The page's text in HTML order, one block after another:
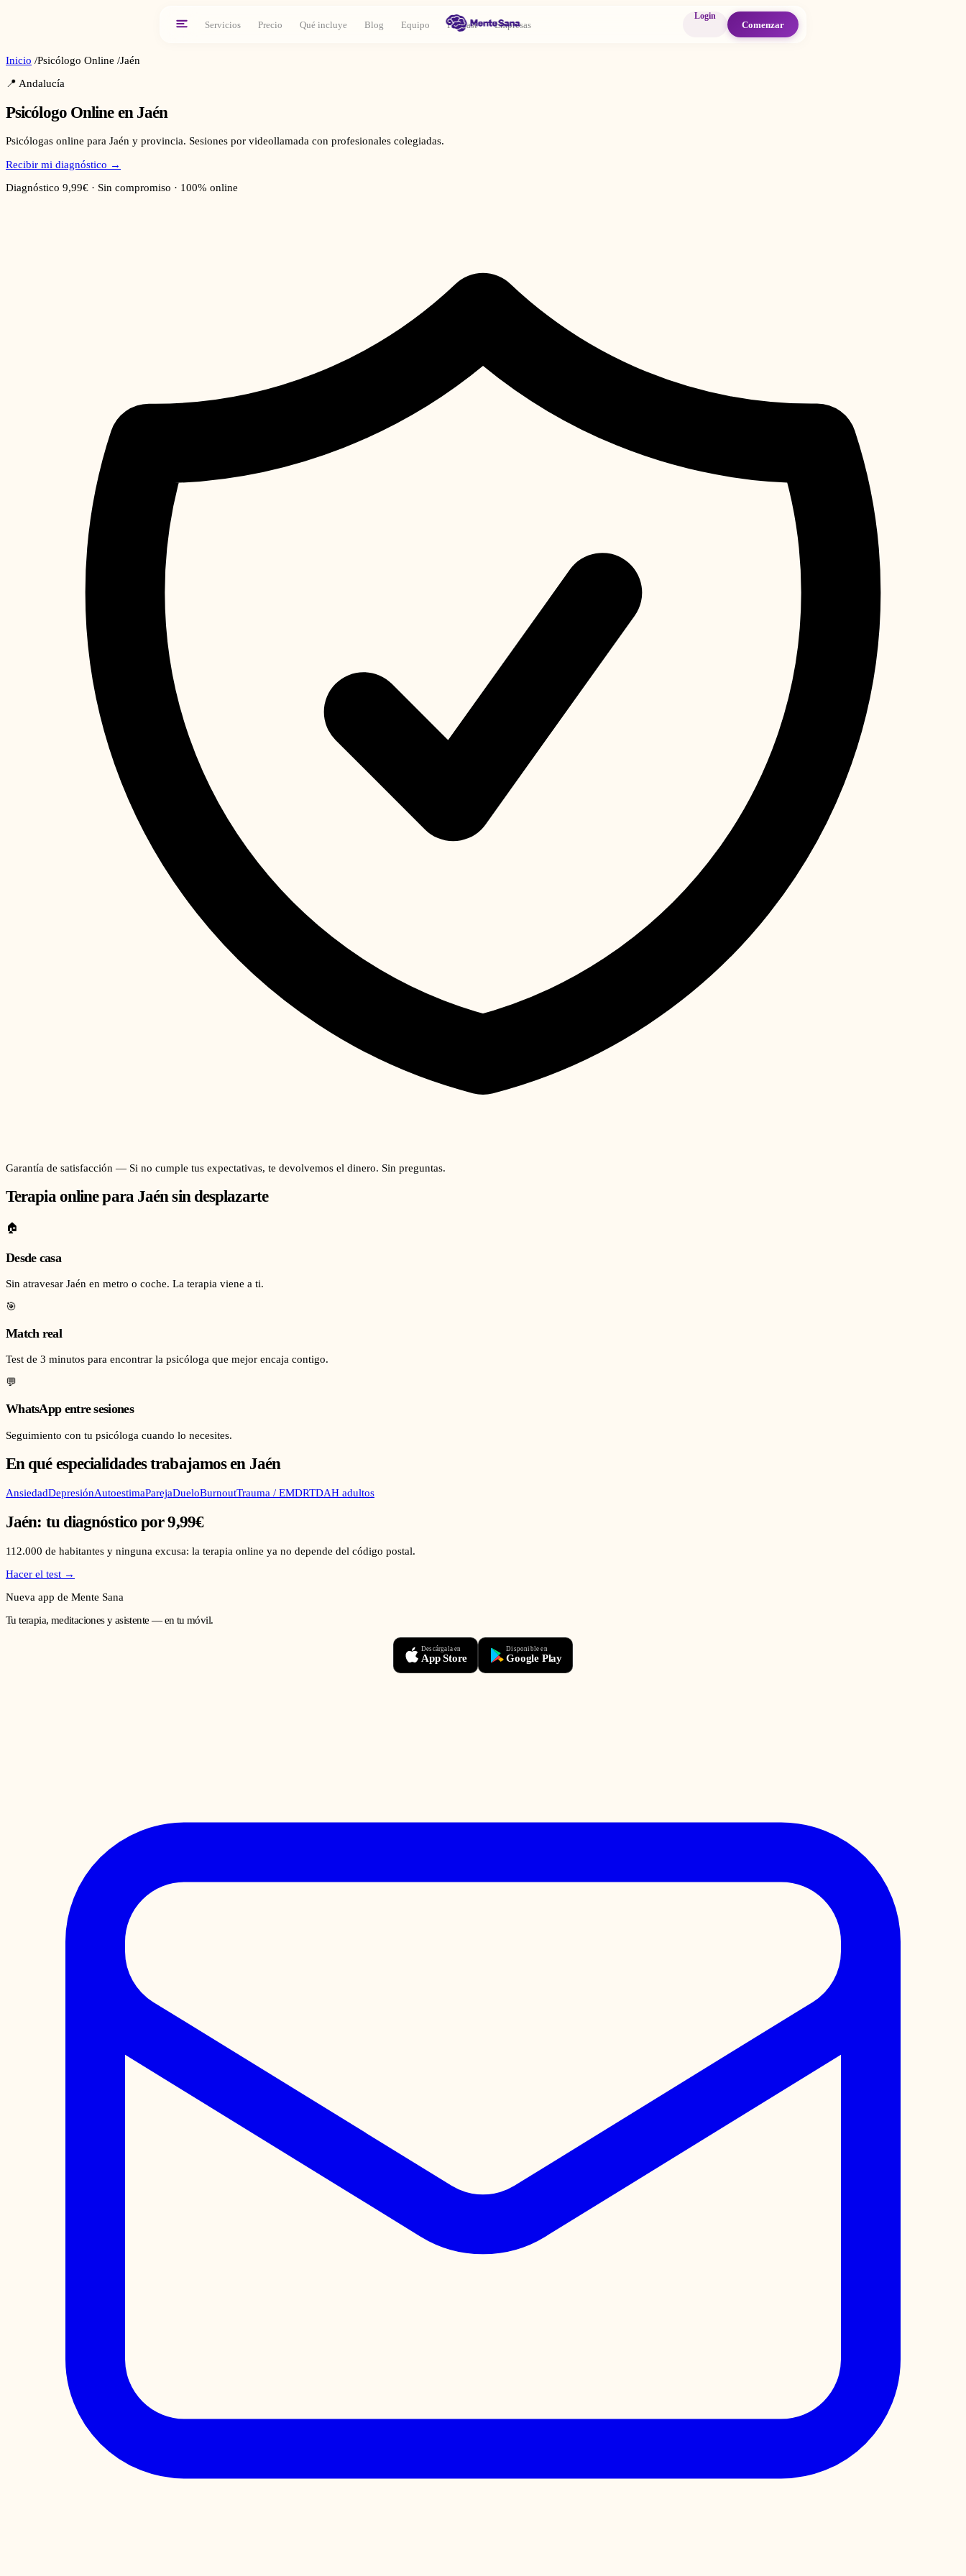
Servicios Precio Qué incluye Blog Equipo Podcast Empresas
Login
Comenzar
Inicio /Psicólogo Online /Jaén
📍 Andalucía
Psicólogo Online en Jaén
Psicólogas online para Jaén y provincia. Sesiones por videollamada con profesionales colegiadas.
Recibir mi diagnóstico →
Diagnóstico 9,99€ · Sin compromiso · 100% online
Garantía de satisfacción — Si no cumple tus expectativas, te devolvemos el dinero. Sin preguntas.
Terapia online para Jaénsin desplazarte
🏠
Desde casa
Sin atravesar Jaén en metro o coche. La terapia viene a ti.
🎯
Match real
Test de 3 minutos para encontrar la psicóloga que mejor encaja contigo.
💬
WhatsApp entre sesiones
Seguimiento con tu psicóloga cuando lo necesites.
En qué especialidades trabajamos en Jaén
AnsiedadDepresiónAutoestimaParejaDueloBurnoutTrauma / EMDRTDAH adultos
Jaén: tu diagnóstico por 9,99€
112.000 de habitantes y ninguna excusa: la terapia online ya no depende del código postal.
Hacer el test →
Nueva app de Mente Sana
Tu terapia, meditaciones y asistente — en tu móvil.
Descárgala en
App Store
Disponible en
Google Play